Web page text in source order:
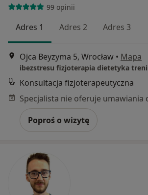
99 opinii
Adres 1 Adres 2 Adres 3
Ojca Beyzyma 5, Wrocław • Mapa
ibezstresu fizjoterapia dietetyka
Konsultacja fizjoterapeutyczna
Poproś o wizytę